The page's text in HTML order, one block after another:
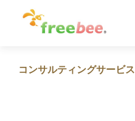
コンサルティングサービス